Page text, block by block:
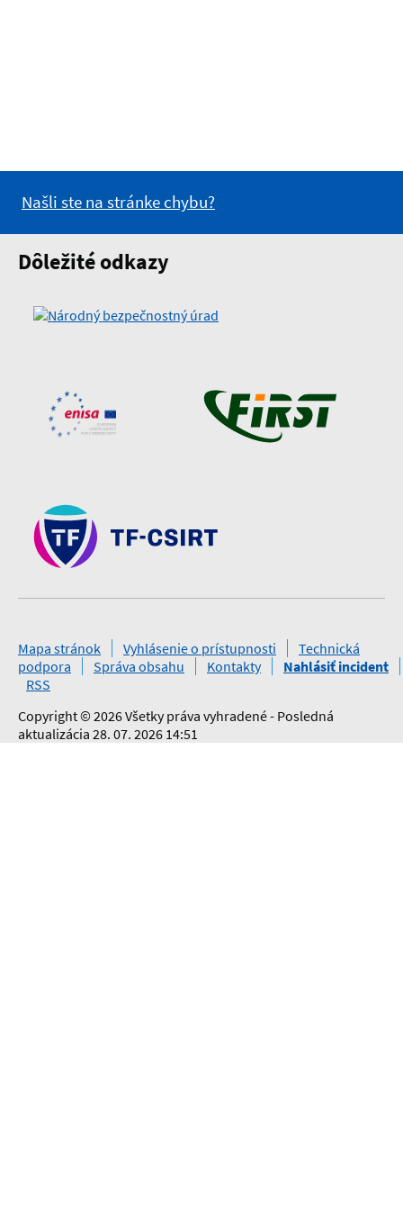
Našli ste na stránke chybu?
Dôležité odkazy
Mapa stránok Vyhlásenie o prístupnosti
Technická
podpora
Správa obsahu Kontakty
Nahlásiť incident
RSS
Copyright © 2026 Všetky práva vyhradené - Posledná
aktualizácia 28. 07. 2026 14:51